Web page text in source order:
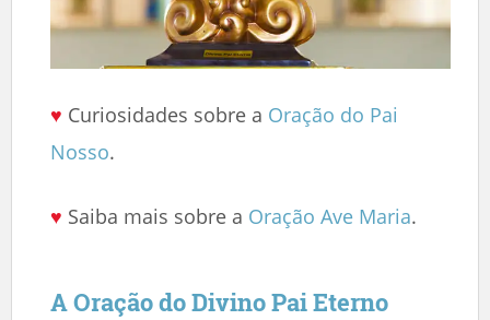
♥ Curiosidades sobre a Oração do Pai
Nosso.
♥ Saiba mais sobre a Oração Ave Maria.
A Oração do Divino Pai Eterno